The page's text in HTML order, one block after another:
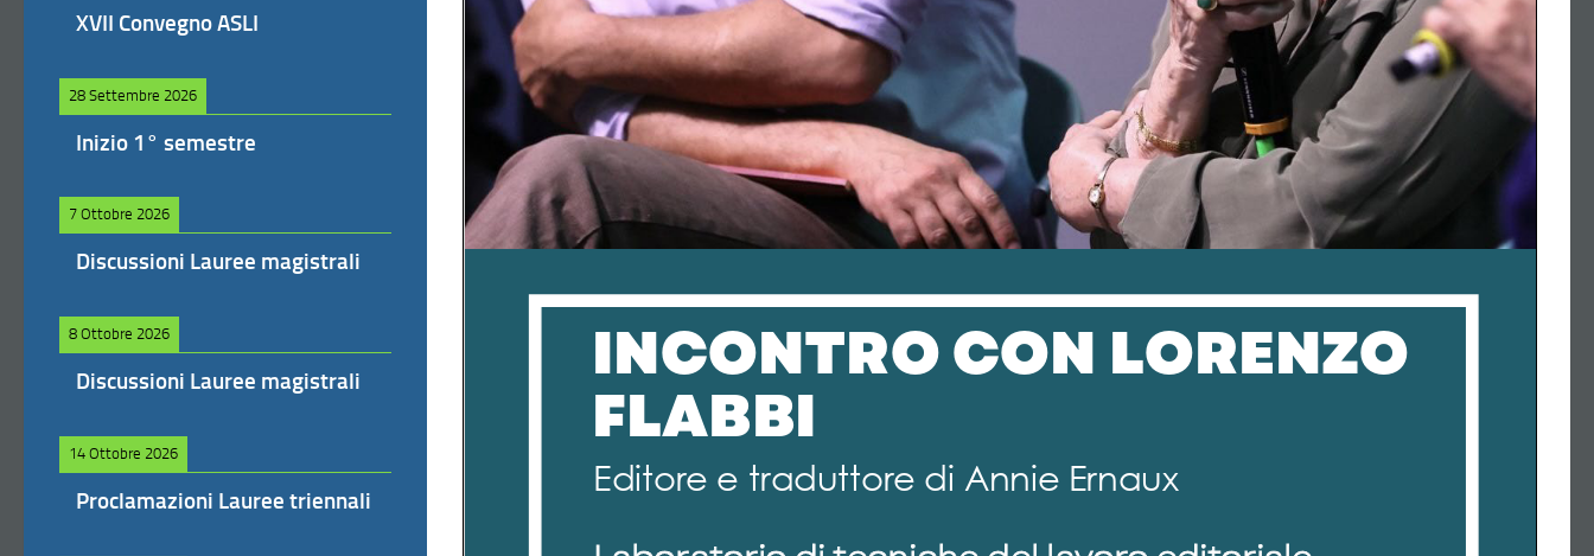
XVII Convegno ASLI
28 Settembre 2026
Inizio 1° semestre
7 Ottobre 2026
Discussioni Lauree magistrali
8 Ottobre 2026
Discussioni Lauree magistrali
14 Ottobre 2026
Proclamazioni Lauree triennali